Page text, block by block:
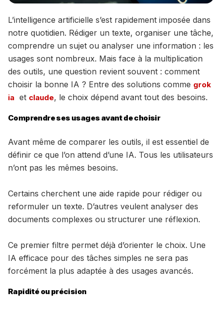
L’intelligence artificielle s’est rapidement imposée dans
notre quotidien. Rédiger un texte, organiser une tâche,
comprendre un sujet ou analyser une information : les
usages sont nombreux. Mais face à la multiplication
des outils, une question revient souvent : comment
choisir la bonne IA ? Entre des solutions comme grok
ia et claude, le choix dépend avant tout des besoins.
Comprendre ses usages avant de choisir
Avant même de comparer les outils, il est essentiel de
définir ce que l’on attend d’une IA. Tous les utilisateurs
n’ont pas les mêmes besoins.
Certains cherchent une aide rapide pour rédiger ou
reformuler un texte. D’autres veulent analyser des
documents complexes ou structurer une réflexion.
Ce premier filtre permet déjà d’orienter le choix. Une
IA efficace pour des tâches simples ne sera pas
forcément la plus adaptée à des usages avancés.
Rapidité ou précision